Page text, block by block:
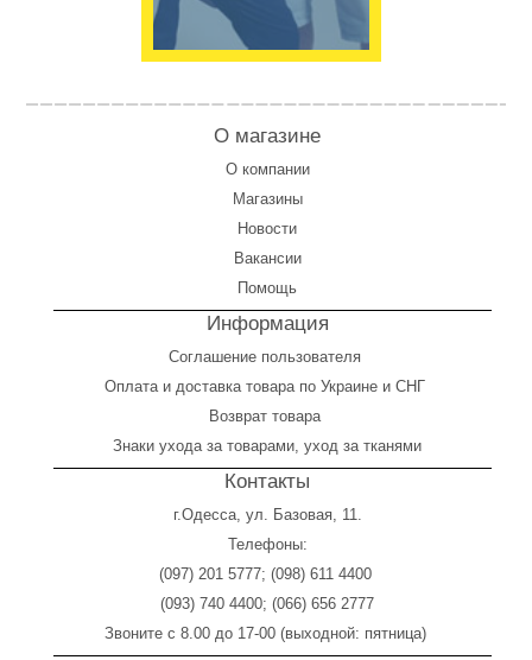
О магазине
О компании
Магазины
Новости
Вакансии
Помощь
Информация
Соглашение пользователя
Оплата и доставка товара по Украине и СНГ
Возврат товара
Знаки ухода за товарами, уход за тканями
Контакты
г.Одесса, ул. Базовая, 11.
Телефоны:
(097) 201 5777; (098) 611 4400
(093) 740 4400; (066) 656 2777
Звоните с 8.00 до 17-00 (выходной: пятница)